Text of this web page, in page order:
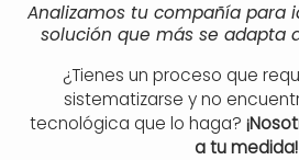
Analizamos tu compañía para
solución que más se adapta
¿Tienes un proceso que
sistematizarse y no
tecnológica que lo haga?
a tu medida!